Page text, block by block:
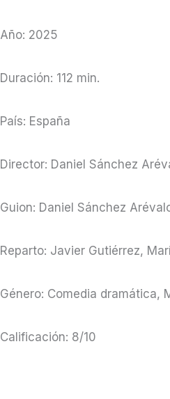
Año: 2025
Duración: 112 min.
País: España
Director: Daniel Sánchez
Guion: Daniel Sánchez
Reparto: Javier Gutiérrez,
Género: Comedia dramática,
Calificación: 8/10